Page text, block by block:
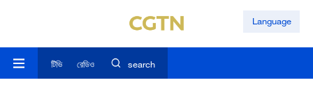
Language
টিভি রেডিও search